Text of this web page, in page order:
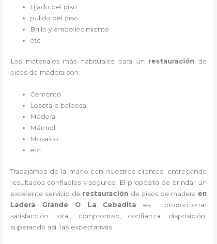
Lijado del piso
pulido del piso
Brillo y embellecimiento
etc
Los materiales más habituales para un restauración de
pisos de madera son:
Cemento.
Loseta o baldosa
Madera
Mármol
Mosaico
etc
Trabajamos de la mano con nuestros clientes, entregando
resultados confiables y seguros. El propósito de brindar un
excelente servicio de restauración de pisos de madera en
Ladera Grande O La Cebadita es proporcionar
satisfacción total, compromiso, confianza, disposición,
superando así las expectativas.